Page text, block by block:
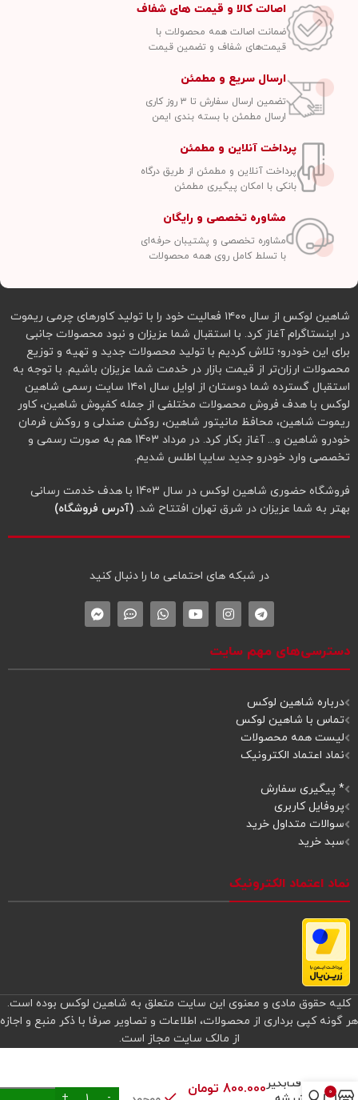
اصالت کالا و قیمت های شفاف
ضمانت اصالت همه محصولات با
قیمت‌های شفاف و تضمین قیمت
ارسال سریع و مطمئن
تضمین ارسال سفارش تا ۳ روز کاری
ارسال مطمئن با بسته بندی ایمن
پرداخت آنلاین و مطمئن
پرداخت آنلاین و مطمئن از طریق درگاه
بانکی با امکان پیگیری مطمئن
مشاوره تخصصی و رایگان
مشاوره تخصصی و پشتیبان حرفه‌ای
با تسلط کامل روی همه محصولات
شاهین لوکس از سال ۱۴۰۰ فعالیت خود را با تولید کاورهای چرمی ریموت
در اینستاگرام آغاز کرد. با استقبال شما عزیزان و نبود محصولات جانبی
برای این خودرو؛ تلاش کردیم با تولید محصولات جدید و تهیه و توزیع
محصولات ارزان‌تر از قیمت بازار در خدمت شما عزیزان باشیم. با توجه به
استقبال گسترده شما دوستان از اوایل سال ۱۴۰۱ سایت رسمی شاهین
لوکس با هدف فروش محصولات مختلفی از جمله کفپوش شاهین، کاور
ریموت شاهین، محافظ مانیتور شاهین، روکش صندلی و روکش فرمان
خودرو شاهین و... آغاز بکار کرد. در مرداد 1403 هم به صورت رسمی و
تخصصی وارد خودرو جدید سایپا اطلس شدیم.
فروشگاه حضوری شاهین لوکس در سال 1403 با هدف خدمت رسانی
بهتر به شما عزیزان در شرق تهران افتتاح شد. (آدرس فروشگاه)
در شبکه‌ های احتماعی ما را دنبال کنید
دسترسی‌های مهم سایت
درباره شاهین لوکس
تماس با شاهین لوکس
لیست همه محصولات
نماد اعتماد الکترونیک
* پیگیری سفارش
پروفایل کاربری
سوالات متداول خرید
سبد خرید
نماد اعتماد الکترونیک
کلیه حقوق مادی و معنوی این سایت متعلق به شاهین لوکس بوده است.
هر گونه کپی برداری از محصولات، اطلاعات و تصاویر صرفا با ذکر منبع و اجازه
از مالک سایت مجاز است.
آفتابگیر 800.000 تومان 0